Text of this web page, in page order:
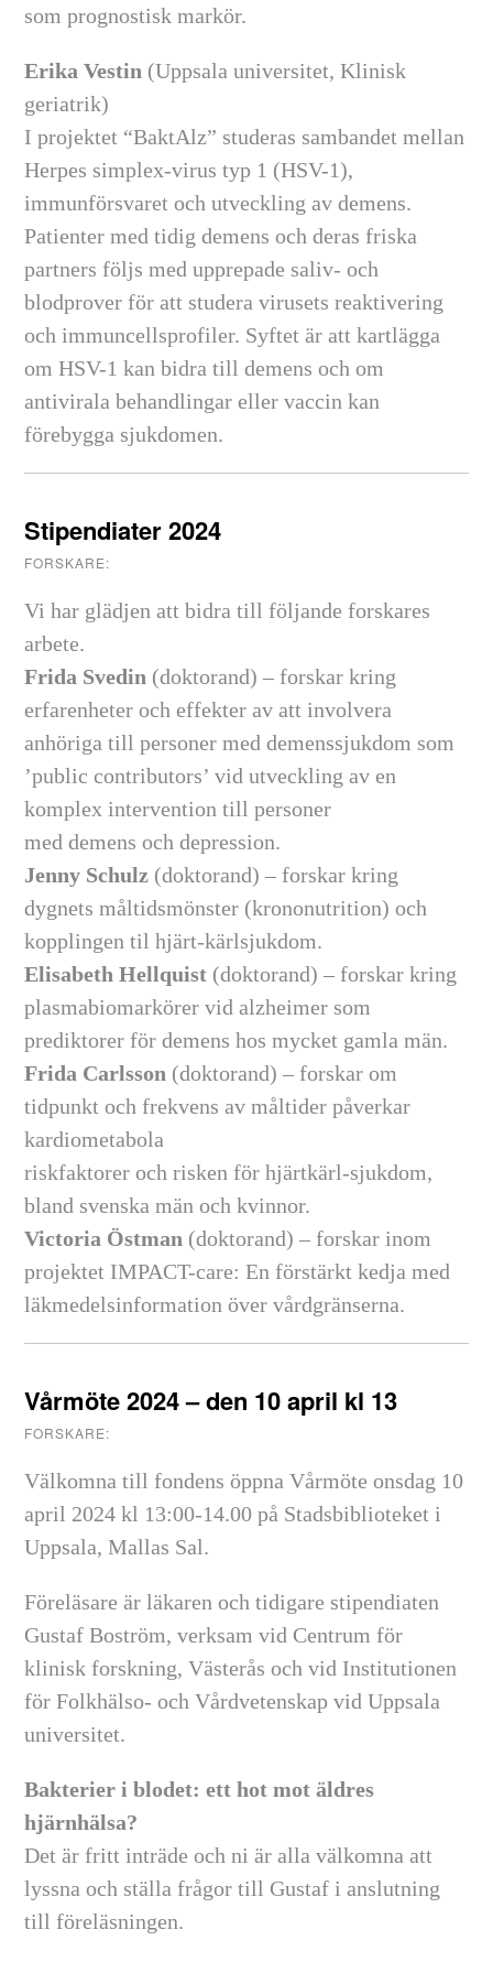
som prognostisk markör.
Erika Vestin (Uppsala universitet, Klinisk
geriatrik)
I projektet “BaktAlz” studeras sambandet mellan
Herpes simplex-virus typ 1 (HSV-1),
immunförsvaret och utveckling av demens.
Patienter med tidig demens och deras friska
partners följs med upprepade saliv- och
blodprover för att studera virusets reaktivering
och immuncellsprofiler. Syftet är att kartlägga
om HSV-1 kan bidra till demens och om
antivirala behandlingar eller vaccin kan
förebygga sjukdomen.
Stipendiater 2024
FORSKARE:
Vi har glädjen att bidra till följande forskares
arbete.
Frida Svedin (doktorand) – forskar kring
erfarenheter och effekter av att involvera
anhöriga till personer med demenssjukdom som
’public contributors’ vid utveckling av en
komplex intervention till personer
med demens och depression.
Jenny Schulz (doktorand) – forskar kring
dygnets måltidsmönster (krononutrition) och
kopplingen til hjärt-kärlsjukdom.
Elisabeth Hellquist (doktorand) – forskar kring
plasmabiomarkörer vid alzheimer som
prediktorer för demens hos mycket gamla män.
Frida Carlsson (doktorand) – forskar om
tidpunkt och frekvens av måltider påverkar
kardiometabola
riskfaktorer och risken för hjärtkärl-sjukdom,
bland svenska män och kvinnor.
Victoria Östman (doktorand) – forskar inom
projektet IMPACT-care: En förstärkt kedja med
läkmedelsinformation över vårdgränserna.
Vårmöte 2024 – den 10 april kl 13
FORSKARE:
Välkomna till fondens öppna Vårmöte onsdag 10
april 2024 kl 13:00-14.00 på Stadsbiblioteket i
Uppsala, Mallas Sal.
Föreläsare är läkaren och tidigare stipendiaten
Gustaf Boström, verksam vid Centrum för
klinisk forskning, Västerås och vid Institutionen
för Folkhälso- och Vårdvetenskap vid Uppsala
universitet.
Bakterier i blodet: ett hot mot äldres
hjärnhälsa?
Det är fritt inträde och ni är alla välkomna att
lyssna och ställa frågor till Gustaf i anslutning
till föreläsningen.